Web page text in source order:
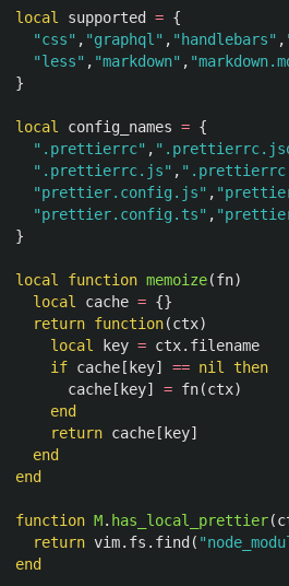
local supported = {
"css" , "graphql" , "handlebars" ,
"less" , "markdown" ,
}
local config_names = {
".prettierrc" ,
".prettierrc.js" ,
"prettier.config.js" ,
"prettier.config.ts" ,
}
local function memoize(fn)
local
cache = {}
return function(ctx)
local
key = ctx. filename
if cache [ key] == nil
then
cache [ key] = fn(ctx)
end
return cache [ key]
end
end
function M. has_local_prettier(
return vim. fs . find (
end